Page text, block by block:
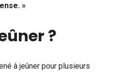
»
?
à jeûner pour plusieurs